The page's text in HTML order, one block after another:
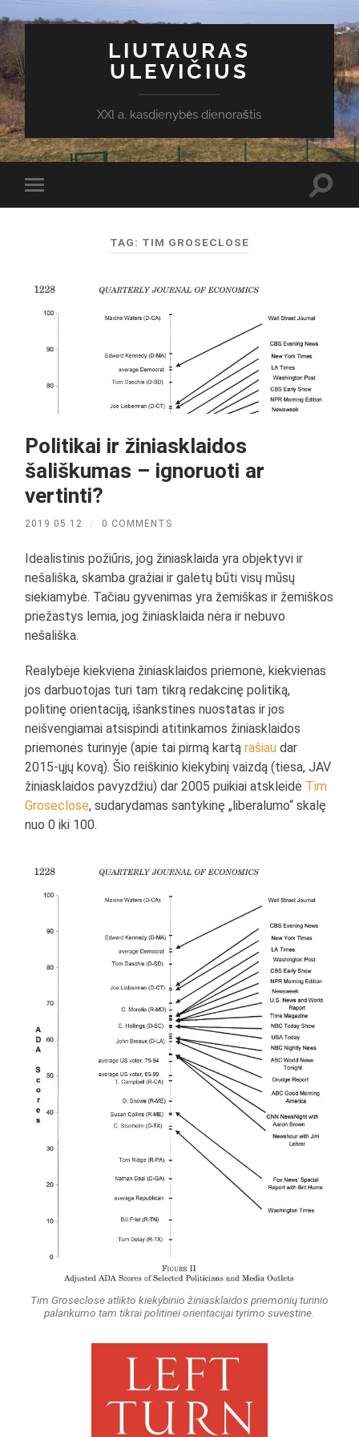
LIUTAURAS
ULEVIČIUS
XXI a. kasdienybės dienoraštis
Toggle
mobile
TAG: TIM GROSECLOSE
Politikai ir žiniasklaidos
šališkumas – ignoruoti ar
vertinti?
2019.05.12 / 0 COMMENTS
Idealistinis požiūris, jog žiniasklaida yra objektyvi ir
nešališka, skamba gražiai ir galėtų būti visų mūsų
siekiamybė. Tačiau gyvenimas yra žemiškas ir žemiškos
priežastys lemia, jog žiniasklaida nėra ir nebuvo
nešališka.
Realybėje kiekviena žiniasklaidos priemonė, kiekvienas
jos darbuotojas turi tam tikrą redakcinę politiką,
politinę orientaciją, išankstines nuostatas ir jos
neišvengiamai atsispindi atitinkamos žiniasklaidos
priemonės turinyje (apie tai pirmą kartąrašiau dar
2015-ųjų kovą). Šio reiškinio kiekybinį vaizdą (tiesa, JAV
žiniasklaidos pavyzdžiu) dar 2005 puikiai atskleidė Tim
Groseclose, sudarydamas santykinę „liberalumo“ skalę
nuo 0 iki 100.
Tim Groseclose atlikto kiekybinio žiniasklaidos priemonių turinio
palankumo tam tikrai politinei orientacijai tyrimo suvestinė.